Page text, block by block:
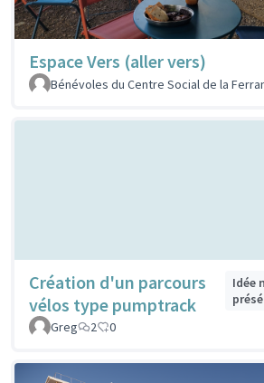
Espace Vers (aller vers)
Bénévoles du Centre Social de la
Création d'un parcours
vélos type pumptrack
Idée
Greg
2 0